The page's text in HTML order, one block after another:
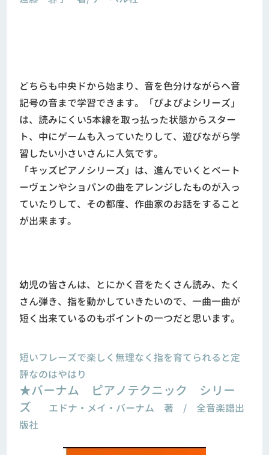
どちらも中央ドから始まり、音を色分けながらヘ音
記号の音まで学習できます。「ぴよぴよシリーズ」
は、読みにくい5本線を取っ払った状態からスター
ト、中にゲームも入っていたりして、遊びながら学
習したい小さいさんに人気です。
「キッズピアノシリーズ」は、進んでいくとベート
ーヴェンやショパンの曲をアレンジしたものが入っ
ていたりして、その都度、作曲家のお話をすること
が出来ます。
幼児の皆さんは、とにかく音をたくさん読み、たく
さん弾き、指を動かしていきたいので、一曲一曲が
短く出来ているのもポイントの一つだと思います。
短いフレーズで楽しく無理なく指を育てられると定
評なのはやはり
★バーナム ピアノテクニック シリー
ズ
エドナ・メイ・バーナム 著 / 全音楽譜出
版社